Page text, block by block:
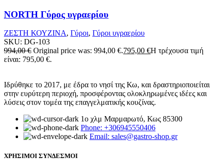
NORTH Γύρος υγραερίου
ΖΕΣΤΗ ΚΟΥΖΙΝΑ, Γύροι, Γύροι υγραερίου
SKU: DG-103
994,00€ Original price was: 994,00 €.795,00 €Η τρέχουσα τιμή
είναι: 795,00 €.
Ιδρύθηκε το 2017, με έδρα το νησί της Κω, και δραστηριοποιείται
στην ευρύτερη περιοχή, προσφέροντας ολοκληρωμένες ιδέες και
λύσεις στον τομέα της επαγγελματικής κουζίνας.
1ο χλμ Μαρμαρωτό, Κως 85300
Phone: +306945550406
Email: sales@gastro-shop.gr
ΧΡΗΣΙΜΟΙ ΣΥΝΔΕΣΜΟΙ